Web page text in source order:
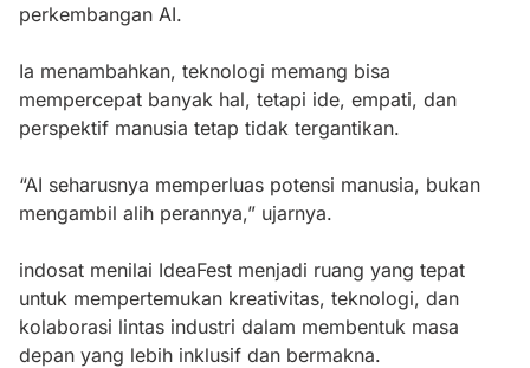
perkembangan AI.
Ia menambahkan, teknologi memang bisa
mempercepat banyak hal, tetapi ide, empati, dan
perspektif manusia tetap tidak tergantikan.
“AI seharusnya memperluas potensi manusia, bukan
mengambil alih perannya,” ujarnya.
indosat menilai IdeaFest menjadi ruang yang tepat
untuk mempertemukan kreativitas, teknologi, dan
kolaborasi lintas industri dalam membentuk masa
depan yang lebih inklusif dan bermakna.